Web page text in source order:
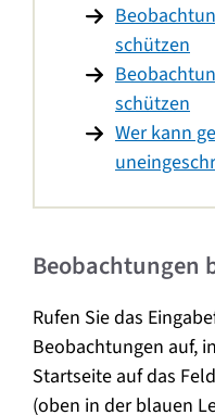
schützen
schützen
Wer kann
Beobachtungen
Rufen Sie das
Beobachtungen auf,
Startseite auf das
(oben in der blauen